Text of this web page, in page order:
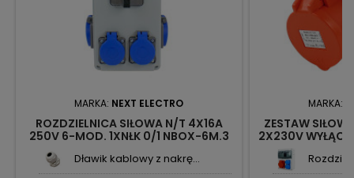
MARKA: NEXT ELECTRO
ROZDZIELNICA SIŁOWA N/T 4X16A
250V 6-MOD. 1XNŁK 0/1 NBOX-6M.3
Dławik kablowy z nakrę...
MARKA:
ZESTAW
2X230V